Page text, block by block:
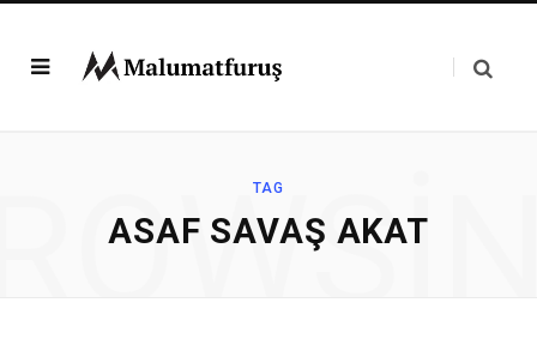
TAG
ASAF SAVAŞ AKAT